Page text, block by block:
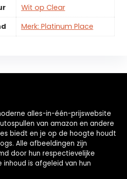
Wit op Clear
Merk: Platinum Place
alles-in-één-prijswebsite
van amazon en andere
biedt en je op de hoogte houdt
Alle afbeeldingen zijn
door hun respectievelijke
is afgeleid van hun